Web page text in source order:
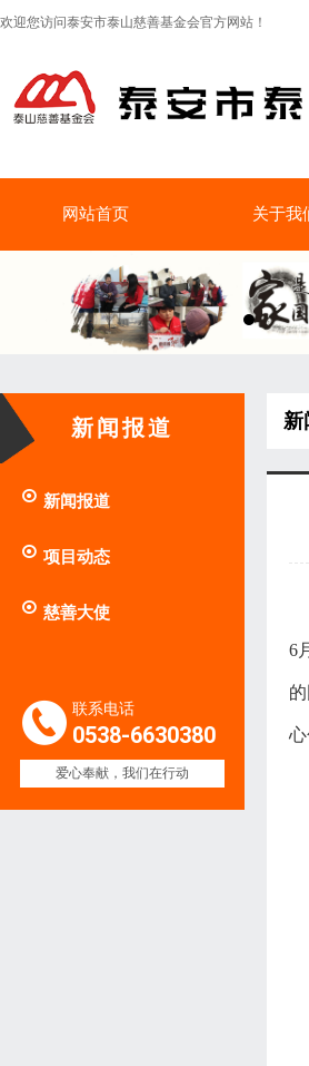
欢迎您访问泰安市泰山慈善基金会官方网站！
网站首页 关于我
新闻报道
 新闻报道
 项目动态
 慈善大使
联系电话
0538-6630380
爱心奉献，我们在行动
新
6
心